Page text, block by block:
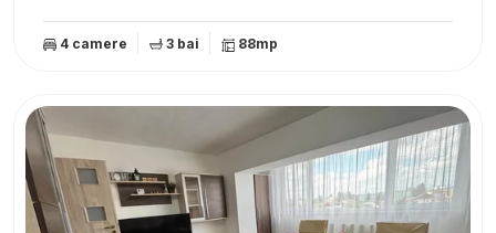
4 camere 3 bai 88mp